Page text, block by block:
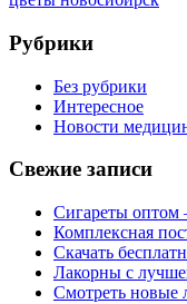
Рубрики
Без рубрики
Интересное
Новости
Свежие записи
Сигареты оптом
Комплексная
Скачать
Лакорны с
Смотреть новые